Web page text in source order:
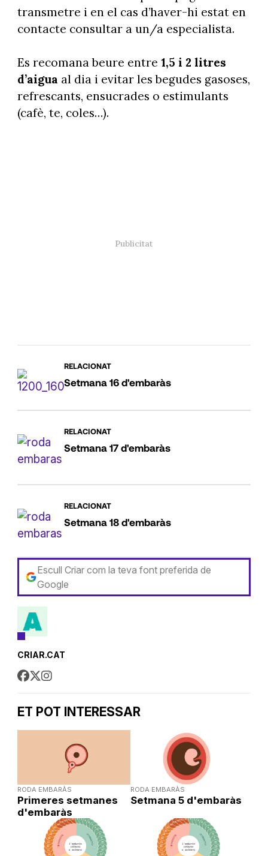
transmetre i en el cas d’haver-hi estat en
contacte consultar a un/a especialista.
Es recomana beure entre 1,5 i 2 litres
d’aigua al dia i evitar les begudes gasoses,
refrescants, ensucrades o estimulants
(cafè, te, coles…).
RELACIONAT
Setmana 16 d'embaràs
RELACIONAT
Setmana 17 d'embaràs
RELACIONAT
Setmana 18 d'embaràs
Escull Criar com la teva font preferida de
Google
CRIAR.CAT
ET POT INTERESSAR
RODA EMBARÀS
Primeres setmanes
d'embaràs
RODA EMBARÀS
Setmana 5 d'embaràs